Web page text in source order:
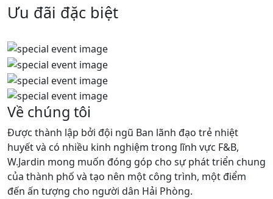
Ưu đãi đặc biệt
Về chúng tôi
Được thành lập bởi đội ngũ Ban lãnh đạo trẻ nhiệt
huyết và có nhiều kinh nghiệm trong lĩnh vực F&B,
W.Jardin mong muốn đóng góp cho sự phát triển chung
của thành phố và tạo nên một công trình, một điểm
đến ấn tượng cho người dân Hải Phòng.